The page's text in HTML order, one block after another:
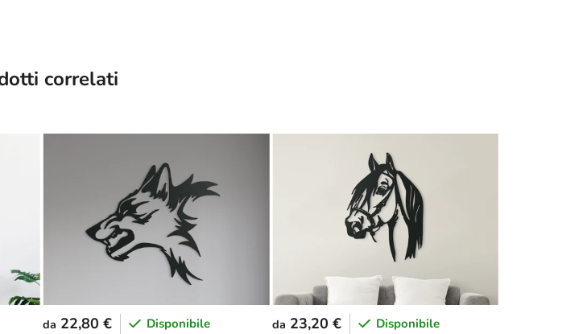
correlati
da 22,80 € Disponibile da 23,20 € Disponibile